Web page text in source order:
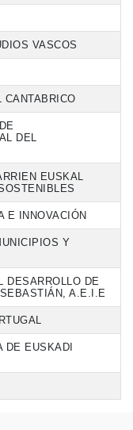
VASCOS
CANTABRICO
DEL
EUSKAL
E INNOVACIÓN
Y
DESARROLLO DE
SEBASTIÁN, A.E.I.E
DE EUSKADI